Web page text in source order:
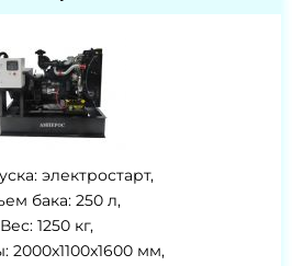
электростарт,
бака: 250 л,
Вес: 1250 кг,
2000x1100x1600 мм,